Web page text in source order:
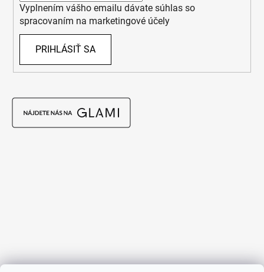
Vyplnením vášho emailu dávate súhlas so
spracovaním na marketingové účely
PRIHLÁSIŤ SA